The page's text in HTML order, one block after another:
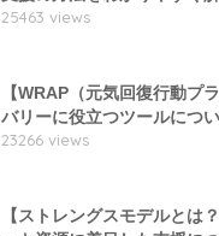
25463 views
【WRAP（元気回復行動プ
バリーに役立つツールにつ
23266 views
【ストレングスモデルとは